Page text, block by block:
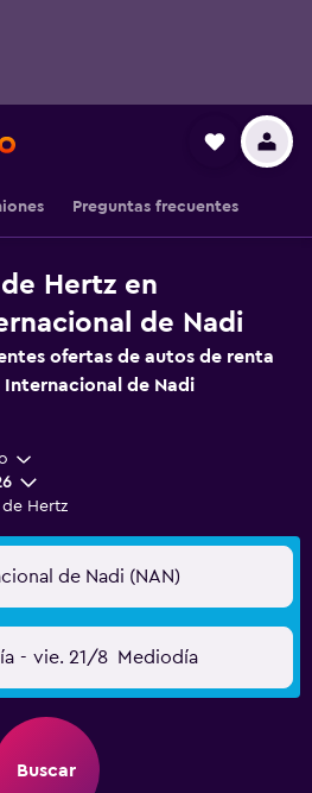
Preguntas frecuentes
Hertz en
de Nadi
ofertas de autos de renta
de Nadi
Hertz
de Nadi (NAN)
- vie. 21/8 Mediodía
Buscar